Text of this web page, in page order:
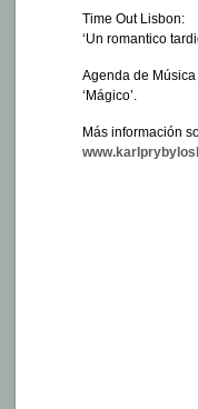
Time Out Lisbon:
‘Un romantico
Agenda de
‘Mágico’.
Más información